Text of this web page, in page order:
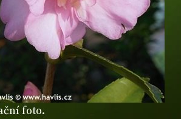
foto.